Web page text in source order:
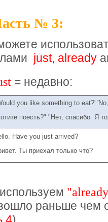
№ 3:
just, already
= недавно:
you like something to eat?'
поесть?" "Нет, спасибо. Я
Have you just arrived?
Ты приехал только что?
"
раньше чем